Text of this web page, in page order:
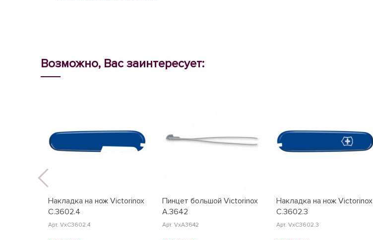
Возможно, Вас заинтересует:
Накладка на нож Victorinox
C.3602.4
Арт. VxC3602.4
Пинцет большой Victorinox
A.3642
Арт. VxA3642
Накладка на нож Victorinox
C.3602.3
Арт. VxC3602.3